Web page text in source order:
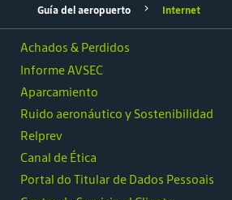
Guía del aeropuerto
Internet
Achados & Perdidos
Informe AVSEC
Aparcamiento
Ruido aeronáutico y Sostenibilidad
Relprev
Canal de Ética
Portal do Titular de Dados Pessoais